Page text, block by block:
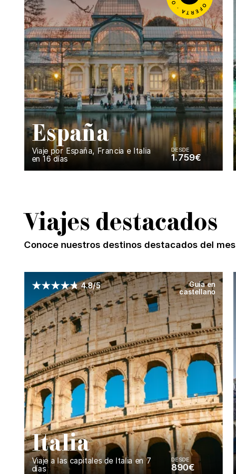
España
Viaje por España, Francia e Italia
en 16 días
DESDE
1.759€
Viajes destacados
Conoce nuestros destinos destacados del mes
4.8/5
Guía en
castellano
Italia
Viaje a las capitales de Italia en 7
días
DESDE
890€